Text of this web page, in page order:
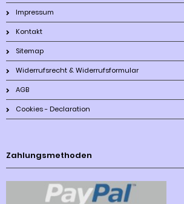
Impressum
Kontakt
Sitemap
Widerrufsrecht & Widerrufsformular
AGB
Cookies - Declaration
Zahlungsmethoden